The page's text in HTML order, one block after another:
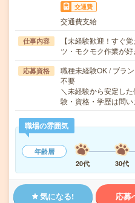
交通費
交通費支給
仕事内容
【未経験歓迎！すぐ
ツ・モクモク作業が
応募資格
職種未経験OK / ブラ
不要
＼未経験から安定し
験・資格・学歴は問
職場の雰囲気
年齢層
20代
30代
気になる! 応募